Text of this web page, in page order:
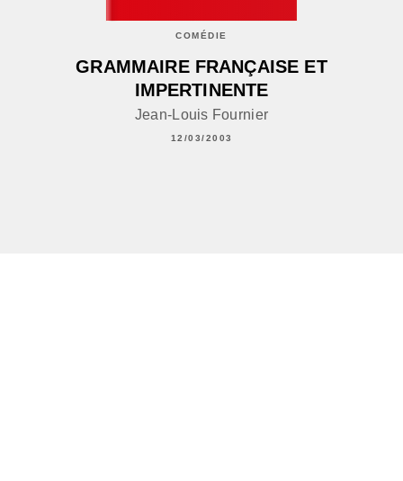
COMÉDIE
GRAMMAIRE FRANÇAISE ET
IMPERTINENTE
Jean-Louis Fournier
12/03/2003